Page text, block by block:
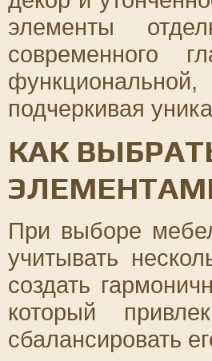
элементы
современного
подчеркивая
КАК
При выборе
учитывать
создать
который
сбалансировать